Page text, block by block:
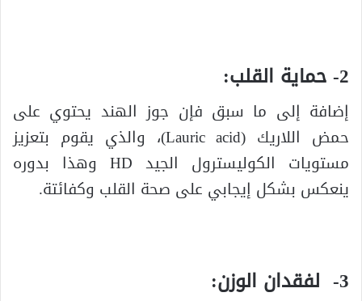
2- حماية القلب:
إضافة إلى ما سبق فإن جوز الهند يحتوي على
حمض اللاريك (Lauric acid)، والذي يقوم بتعزيز
مستويات الكوليسترول الجيد HD وهذا بدوره
ينعكس بشكل إيجابي على صحة القلب وكفائتة.
3- لفقدان الوزن: